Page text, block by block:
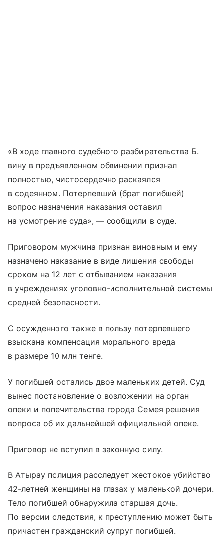
«В ходе главного судебного разбирательства Б.
вину в предъявленном обвинении признал
полностью, чистосердечно раскаялся
в содеянном. Потерпевший (брат погибшей)
вопрос назначения наказания оставил
на усмотрение суда», — сообщили в суде.
Приговором мужчина признан виновным и ему
назначено наказание в виде лишения свободы
сроком на 12 лет с отбыванием наказания
в учреждениях уголовно-исполнительной системы
средней безопасности.
С осужденного также в пользу потерпевшего
взыскана компенсация морального вреда
в размере 10 млн тенге.
У погибшей остались двое маленьких детей. Суд
вынес постановление о возложении на орган
опеки и попечительства города Семея решения
вопроса об их дальнейшей официальной опеке.
Приговор не вступил в законную силу.
В Атырау полиция расследует жестокое убийство
42-летней женщины на глазах у маленькой дочери.
Тело погибшей обнаружила старшая дочь.
По версии следствия, к преступлению может быть
причастен гражданский супруг погибшей.